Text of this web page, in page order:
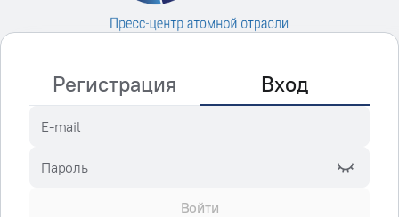
Регистрация Вход
E-mail
Пароль
Войти